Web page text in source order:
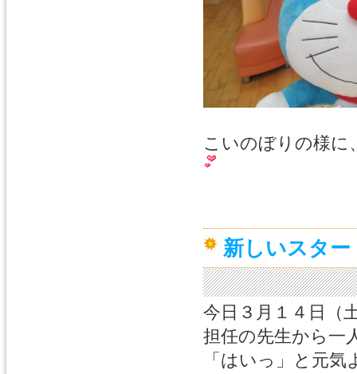
こいのぼりの様に
新しいスタ
今日３月１４日（
担任の先生から一
「はいっ」と元